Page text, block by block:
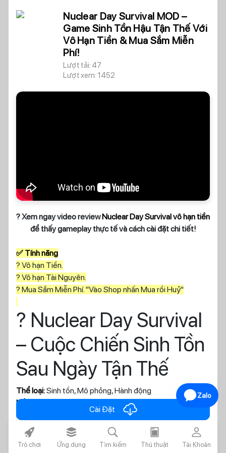
Nuclear Day Survival MOD –
Game Sinh Tồn Hậu Tận Thế Với
Vô Hạn Tiền & Mua Sắm Miễn
Phí!
Lượt tải: 47
Lượt xem: 1452
? Xem ngay video reviewNuclear Day Survival vô hạn tiền
để thấy gameplay thực tế và cách cài đặt chi tiết!
✅ Tính năng
? Vô hạn Tiền.
? Vô hạn Tài Nguyên.
? Mua Sắm Miễn Phí. "Vào Shop nhấn Mua rồi Huỷ"
? Nuclear Day Survival
– Cuộc Chiến Sinh Tồn
Sau Ngày Tận Thế
Thể loại:Sinh tồn, Mô phỏng, Hành động
Nền tảng:
Nhà phát hành:
Somnium Fabri
Link tải:
Nuclear Day Survival trên App Store
Cài Đặt cloud_download
rocket_fill
Trò chơi
layers_alt_fill
Ứng dụng
search
Tìm kiếm
today
Thủ thuật
person
Tài Khoản
Zalo